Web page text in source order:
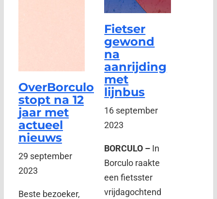
OverBorculo
stopt na 12
jaar met
actueel
nieuws
29 september
2023
Beste bezoeker,
Fietser
gewond
na
aanrijding
met
lijnbus
16 september
2023
BORCULO – In
Borculo raakte
een fietsster
vrijdagochtend